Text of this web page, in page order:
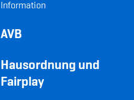
Information
AVB
Hausordnung und
Fairplay